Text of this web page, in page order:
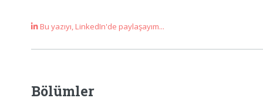
Bu yazıyı, LinkedIn'de paylaşayım...
Bölümler